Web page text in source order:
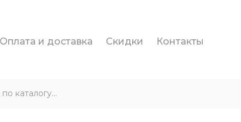
Оплата и доставка Скидки Контакты